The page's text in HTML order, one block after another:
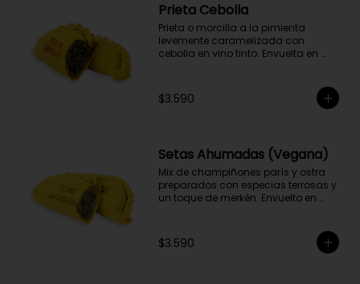
Prieta Cebolla
Prieta o morcilla a la pimienta
levemente caramelizada con
cebolla en vino tinto. Envuelta en
$3.590
Setas Ahumadas (Vegana)
Mix de champiñones parís y ostra
preparados con especias terrosas y
un toque de merkén. Envuelto en
$3.590